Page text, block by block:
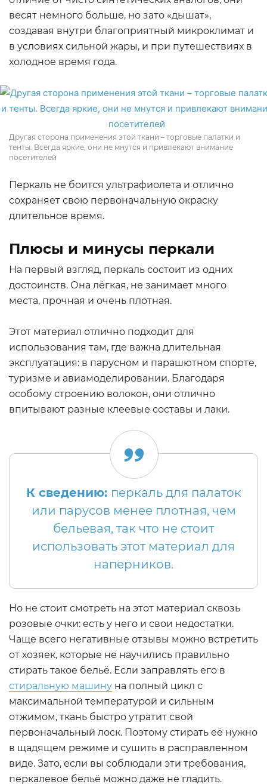
весят немного больше, но зато «дышат»,
создавая внутри благоприятный микроклимат и
в условиях сильной жары, и при путешествиях в
холодное время года.
Другая сторона применения этой ткани – торговые палатки и
тенты. Всегда яркие, они не мнутся и привлекают внимание
посетителей
Перкаль не боится ультрафиолета и отлично
сохраняет свою первоначальную окраску
длительное время.
Плюсы и минусы перкали
На первый взгляд, перкаль состоит из одних
достоинств. Она лёгкая, не занимает много
места, прочная и очень плотная.
Этот материал отлично подходит для
использования там, где важна длительная
эксплуатация: в парусном и парашютном спорте,
туризме и авиамоделировании. Благодаря
особому строению волокон, они отлично
впитывают разные клеевые составы и лаки.
К сведению: перкаль для палаток
или парусов менее плотная, чем
бельевая, так что не стоит
использовать этот материал для
наперников.
Но не стоит смотреть на этот материал сквозь
розовые очки: есть у него и свои недостатки.
Чаще всего негативные отзывы можно встретить
от хозяек, которые не научились правильно
стирать такое бельё. Если заправлять его в
стиральную машину на полный цикл с
максимальной температурой и сильным
отжимом, ткань быстро утратит свой
первоначальный лоск. Поэтому стирать её нужно
в щадящем режиме и сушить в расправленном
виде. Зато, если вы соблюдали эти требования,
перкалевое бельё можно даже не гладить.